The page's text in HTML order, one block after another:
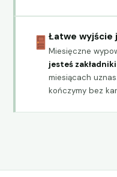
Łatwe wyjście
Miesięczne
jesteś
miesiącach
kończymy bez